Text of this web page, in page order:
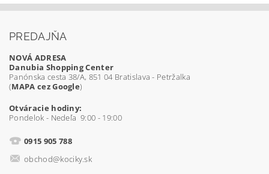
PREDAJŇA
NOVÁ ADRESA
Danubia Shopping Center
Panónska cesta 38/A, 851 04 Bratislava - Petržalka
(MAPA cez Google)
Otváracie hodiny:
Pondelok - Nedeľa 9:00 - 19:00
0915 905 788
obchod@kociky.sk